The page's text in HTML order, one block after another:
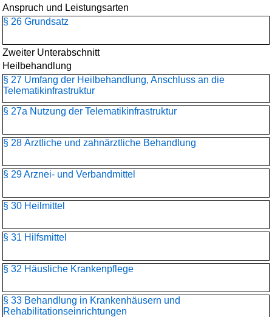
Anspruch und Leistungsarten
§ 26 Grundsatz
Zweiter Unterabschnitt
Heilbehandlung
§ 27 Umfang der Heilbehandlung, Anschluss an die
Telematikinfrastruktur
§ 27a Nutzung der Telematikinfrastruktur
§ 28 Ärztliche und zahnärztliche Behandlung
§ 29 Arznei- und Verbandmittel
§ 30 Heilmittel
§ 31 Hilfsmittel
§ 32 Häusliche Krankenpflege
§ 33 Behandlung in Krankenhäusern und
Rehabilitationseinrichtungen